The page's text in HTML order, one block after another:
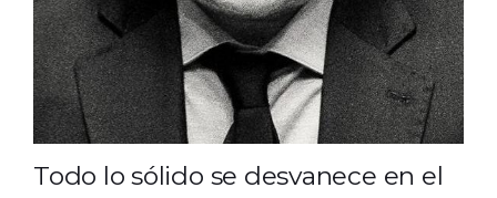
Todo lo sólido se desvanece en el